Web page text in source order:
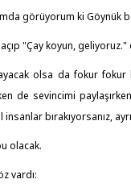
görüyorum ki Göynük
"Çay koyun, geliyoruz."
olsa da fokur
de sevincimi
bırakıyorsanız,
olacak.
vardı: